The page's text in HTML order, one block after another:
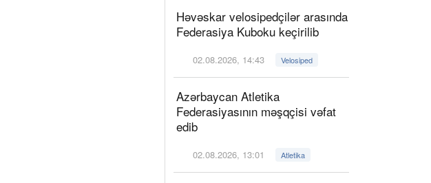
Həvəskar velosipedçilər arasında
Federasiya Kuboku keçirilib
02.08.2026, 14:43 Velosiped
Azərbaycan Atletika
Federasiyasının məşqçisi vəfat
edib
02.08.2026, 13:01 Atletika